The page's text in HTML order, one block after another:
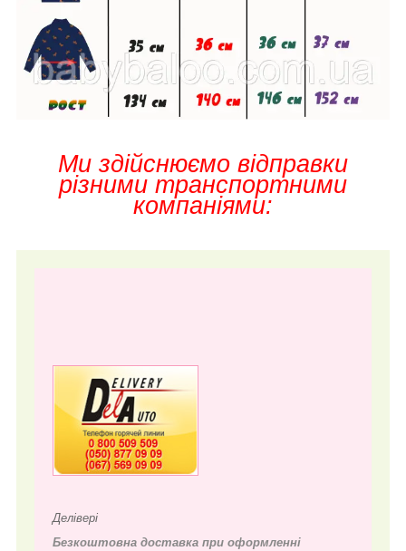
Ми здійснюємо відправки
різними транспортними
компаніями:
Делівері
Безкоштовна доставка при оформленні